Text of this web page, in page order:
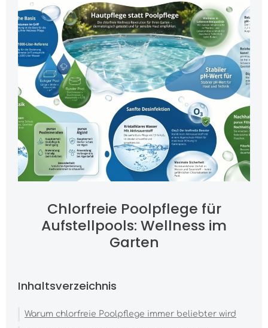
Chlorfreie Poolpflege für
Aufstellpools: Wellness im
Garten
Inhaltsverzeichnis
Warum chlorfreie Poolpflege immer beliebter wird